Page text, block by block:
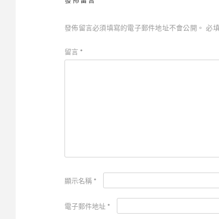
發佈留言必須填寫的電子郵件地址不會公開。 必
留言 *
顯示名稱 *
電子郵件地址 *